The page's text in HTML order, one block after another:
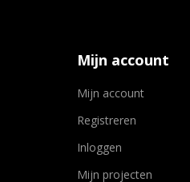
Mijn account
Mijn account
Registreren
Inloggen
Mijn projecten